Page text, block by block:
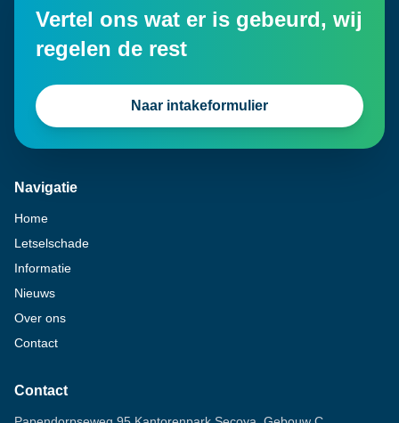
Vertel ons wat er is gebeurd, wij
regelen de rest
Naar intakeformulier
Navigatie
Home
Letselschade
Informatie
Nieuws
Over ons
Contact
Contact